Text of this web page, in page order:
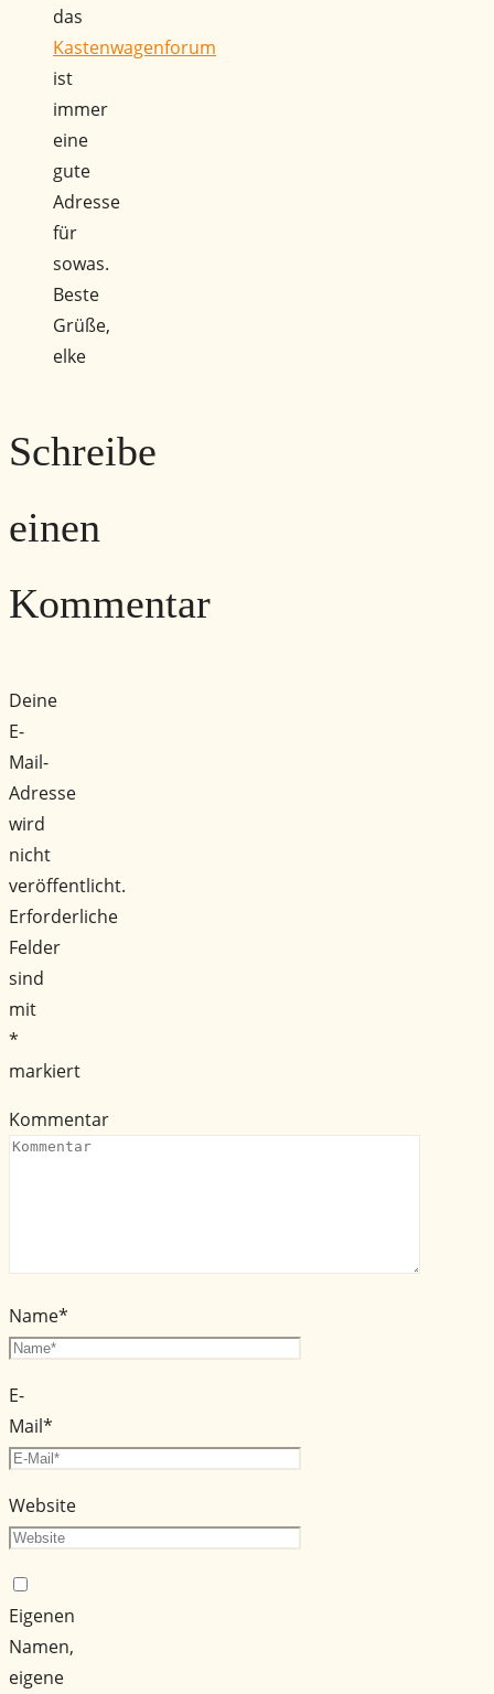
das
Kastenwagenforum
ist
immer
eine
gute
Adresse
für
sowas.
Beste
Grüße,
elke
Schreibe
einen
Kommentar
Deine
E-
Mail-
Adresse
wird
nicht
veröffentlicht.
Erforderliche
Felder
sind
mit
*
markiert
Kommentar
Name*
E-
Mail*
Website
Eigenen
Namen,
eigene